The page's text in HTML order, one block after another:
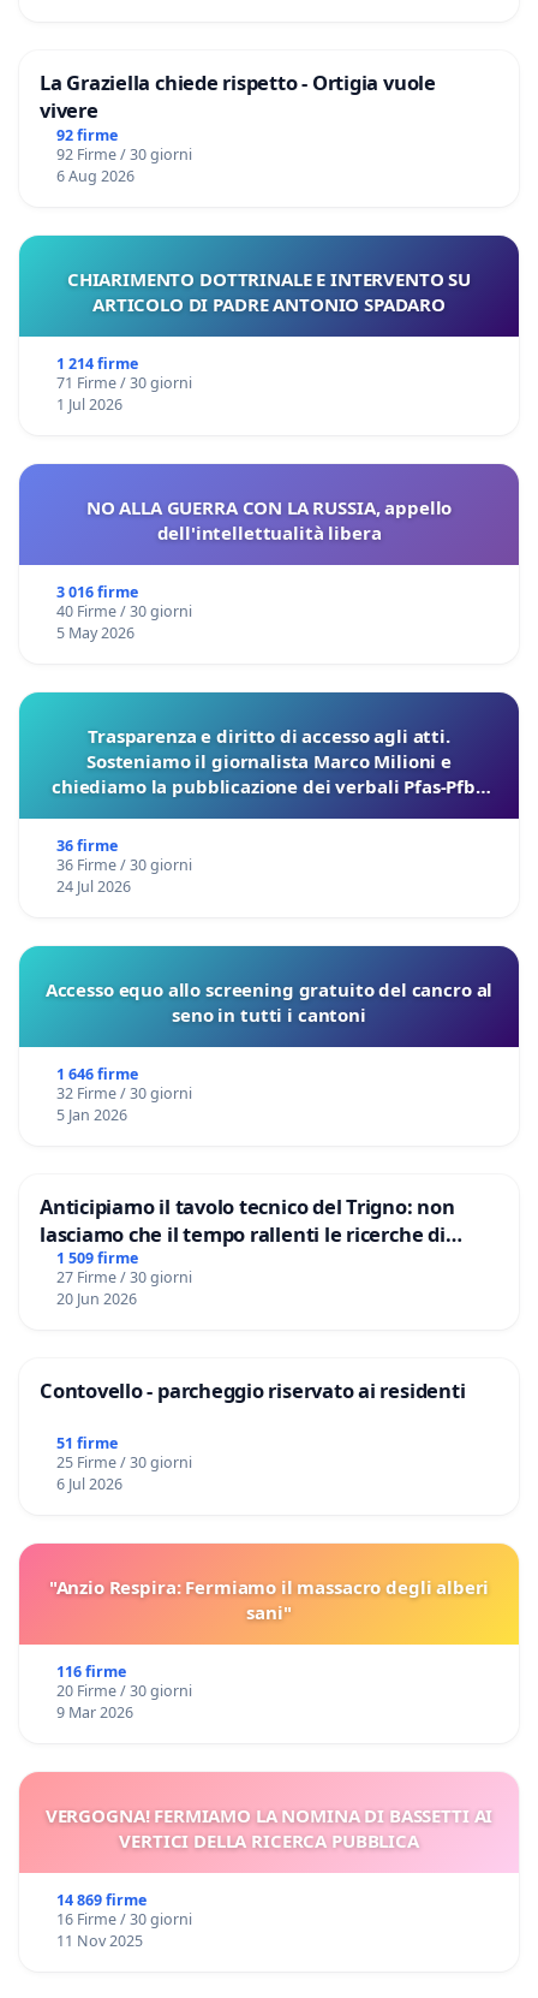
La Graziella chiede rispetto - Ortigia vuole
vivere
92 firme
92 Firme / 30 giorni
6 Aug 2026
CHIARIMENTO DOTTRINALE E INTERVENTO SU
ARTICOLO DI PADRE ANTONIO SPADARO
1 214 firme
71 Firme / 30 giorni
1 Jul 2026
NO ALLA GUERRA CON LA RUSSIA, appello
dell'intellettualità libera
3 016 firme
40 Firme / 30 giorni
5 May 2026
Trasparenza e diritto di accesso agli atti.
Sosteniamo il giornalista Marco Milioni e
chiediamo la pubblicazione dei verbali Pfas-Pfba
36 firme
36 Firme / 30 giorni
24 Jul 2026
Accesso equo allo screening gratuito del cancro al
seno in tutti i cantoni
1 646 firme
32 Firme / 30 giorni
5 Jan 2026
Anticipiamo il tavolo tecnico del Trigno: non
lasciamo che il tempo rallenti le ricerche di
Domenico Racanati
1 509 firme
27 Firme / 30 giorni
20 Jun 2026
Contovello - parcheggio riservato ai residenti
51 firme
25 Firme / 30 giorni
6 Jul 2026
"Anzio Respira: Fermiamo il massacro degli alberi
sani"
116 firme
20 Firme / 30 giorni
9 Mar 2026
VERGOGNA! FERMIAMO LA NOMINA DI BASSETTI AI
VERTICI DELLA RICERCA PUBBLICA
14 869 firme
16 Firme / 30 giorni
11 Nov 2025